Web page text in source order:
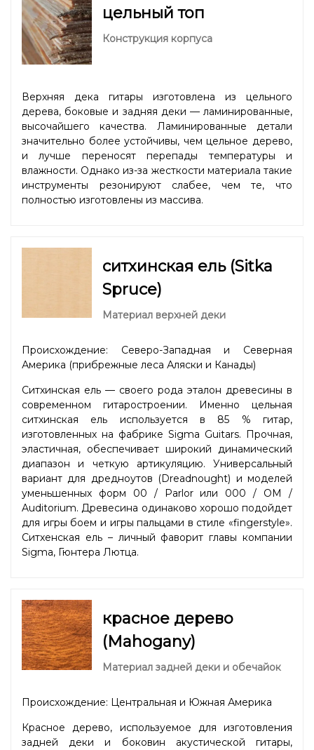
цельный топ
Конструкция корпуса
Верхняя дека гитары изготовлена из цельного
дерева, боковые и задняя деки — ламинированные,
высочайшего качества. Ламинированные детали
значительно более устойчивы, чем цельное дерево,
и лучше переносят перепады температуры и
влажности. Однако из-за жесткости материала такие
инструменты резонируют слабее, чем те, что
полностью изготовлены из массива.
ситхинская ель (Sitka
Spruce)
Материал верхней деки
Происхождение: Северо-Западная и Северная
Америка (прибрежные леса Аляски и Канады)
Ситхинская ель — своего рода эталон древесины в
современном гитаростроении. Именно цельная
ситхинская ель используется в 85 % гитар,
изготовленных на фабрике Sigma Guitars. Прочная,
эластичная, обеспечивает широкий динамический
диапазон и четкую артикуляцию. Универсальный
вариант для дредноутов (Dreadnought) и моделей
уменьшенных форм 00 / Parlor или 000 / OM /
Auditorium. Древесина одинаково хорошо подойдет
для игры боем и игры пальцами в стиле «fingerstyle».
Ситхенская ель – личный фаворит главы компании
Sigma, Гюнтера Лютца.
красное дерево
(Mahogany)
Материал задней деки и обечайок
Происхождение: Центральная и Южная Америка
Красное дерево, используемое для изготовления
задней деки и боковин акустической гитары,